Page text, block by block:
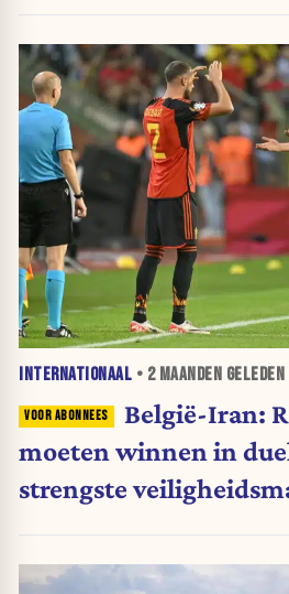
INTERNATIONAAL • 2 MAANDEN
België-Iran:
moeten winnen in
strengste